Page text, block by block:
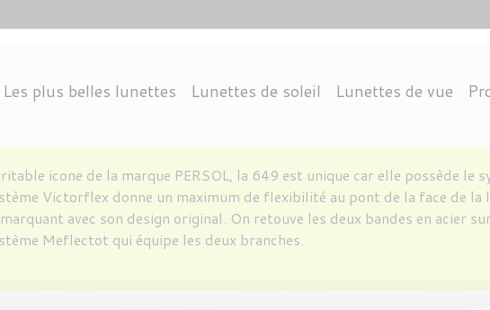
OCTOGONALE CARRÉE ARRONDIE VINTAGE
3 PROTECTION INFÉRIEURE À 3 ACCESSOIRES
CONDUITE NAUTISME MONTAGNE LOISIRS
Les plus belles lunettes
LASRY CHROME HEARTS ANNE & VALENTIN
Lunettes de soleil
RAY-BAN VUARNET
Lunettes de vue
THEO EYEWEAR KIRK AND KIRK JEAN NOUVEL
icone de la marque PERSOL, la 649 est unique car elle possède le
Victorflex donne un maximum de flexibilité au pont de la face de la
avec son design original. On retouve les deux bandes en acier
Meflectot qui équipe les deux branches.